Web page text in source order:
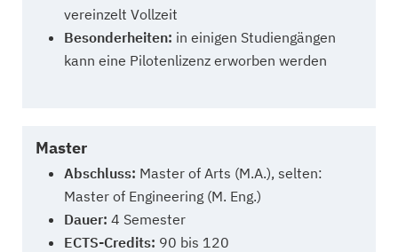
vereinzelt Vollzeit
Besonderheiten: in einigen Studiengängen
kann eine Pilotenlizenz erworben werden
Master
Abschluss: Master of Arts (M.A.), selten:
Master of Engineering (M. Eng.)
Dauer: 4 Semester
ECTS-Credits: 90 bis 120